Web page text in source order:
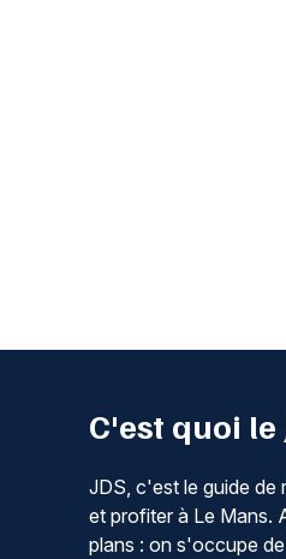
C'est quoi le
JDS, c'est le guide de
et profiter à Le Mans.
plans : on s'occupe